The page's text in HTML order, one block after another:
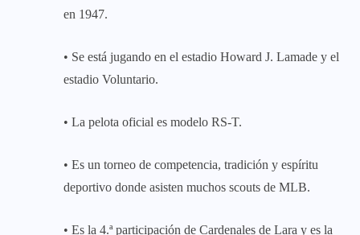
en 1947.
• Se está jugando en el estadio Howard J. Lamade y el
estadio Voluntario.
• La pelota oficial es modelo RS-T.
• Es un torneo de competencia, tradición y espíritu
deportivo donde asisten muchos scouts de MLB.
• Es la 4.ª participación de Cardenales de Lara y es la